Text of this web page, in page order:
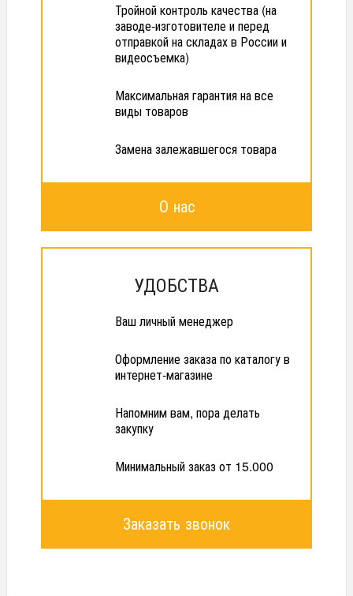
Тройной контроль качества (на
заводе-изготовителе и перед
отправкой на складах в России и
видеосъемка)
Максимальная гарантия на все
виды товаров
Замена залежавшегося товара
О нас
УДОБСТВА
Ваш личный менеджер
Оформление заказа по каталогу в
интернет-магазине
Напомним вам, пора делать
закупку
Минимальный заказ от 15.000
Заказать звонок